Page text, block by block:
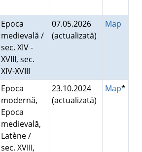
Epoca
medievală /
sec. XIV -
XVIII, sec.
XIV-XVIII
07.05.2026
(actualizată)
Map
Epoca
modernă,
Epoca
medievală,
Latène /
sec. XVIII,
23.10.2024
(actualizată)
Map*